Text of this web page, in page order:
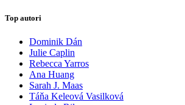
Top autori
Dominik Dán
Julie Caplin
Rebecca Yarros
Ana Huang
Sarah J. Maas
Táňa Keleová Vasilková